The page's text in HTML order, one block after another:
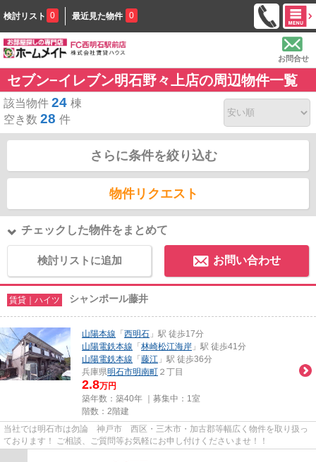
検討リスト 0 最近見た物件 0
お問合せ
セブン−イレブン明石野々上店の周辺物件一覧
該当物件 24 棟
空き数 28 件
さらに条件を絞り込む
物件リクエスト
チェックした物件をまとめて
検討リストに追加 お問い合わせ
賃貸｜ハイツ シャンポール藤井
山陽本線 「 西明石 」駅 徒歩17分
山陽電鉄本線 「 林崎松江海岸 」駅 徒歩41分
山陽電鉄本線 「 藤江 」駅 徒歩36分
兵庫県明石市明南町 ２丁目
2.8万円
築年数：築40年 ｜募集中： 1室
階数：2階建
当社では明石市は勿論 神戸市 西区・三木市・加古郡等幅広く物件を取り扱っ
ております！ ご相談、ご質問等お気軽にお申し付けくださいませ！！